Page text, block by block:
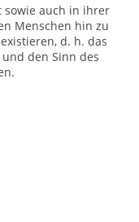
sowie auch in ihrer
Menschen hin zu
d. h. das
den Sinn des